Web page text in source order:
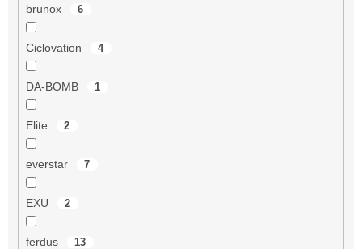
brunox 6
Ciclovation 4
DA-BOMB 1
Elite 2
everstar 7
EXU 2
ferdus 13